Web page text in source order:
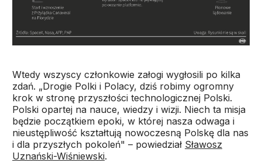
Wtedy wszyscy członkowie załogi wygłosili po kilka
zdań. „Drogie Polki i Polacy, dziś robimy ogromny
krok w stronę przyszłości technologicznej Polski.
Polski opartej na nauce, wiedzy i wizji. Niech ta misja
będzie początkiem epoki, w której nasza odwaga i
nieustępliwość kształtują nowoczesną Polskę dla nas
i dla przyszłych pokoleń" – powiedział Sławosz
Uznański-Wiśniewski.